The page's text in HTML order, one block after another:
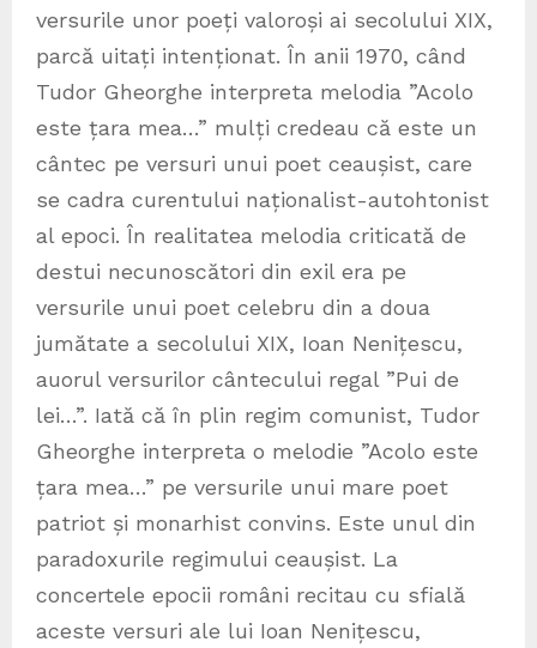
versurile unor poeți valoroși ai secolului XIX,
parcă uitați intenționat. În anii 1970, când
Tudor Gheorghe interpreta melodia ”Acolo
este țara mea…” mulți credeau că este un
cântec pe versuri unui poet ceaușist, care
se cadra curentului naționalist-autohtonist
al epoci. În realitatea melodia criticată de
destui necunoscători din exil era pe
versurile unui poet celebru din a doua
jumătate a secolului XIX, Ioan Nenițescu,
auorul versurilor cântecului regal ”Pui de
lei…”. Iată că în plin regim comunist, Tudor
Gheorghe interpreta o melodie ”Acolo este
țara mea…” pe versurile unui mare poet
patriot și monarhist convins. Este unul din
paradoxurile regimului ceaușist. La
concertele epocii români recitau cu sfială
aceste versuri ale lui Ioan Nenițescu,